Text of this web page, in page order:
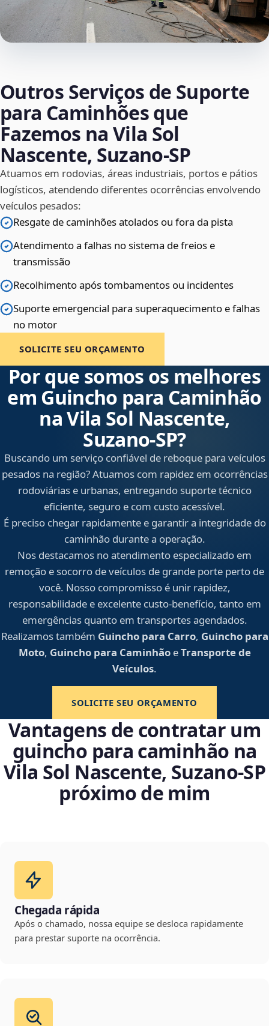
Outros Serviços de Suporte
para Caminhões que
Fazemos na Vila Sol
Nascente, Suzano‑SP
Atuamos em rodovias, áreas industriais, portos e pátios
logísticos, atendendo diferentes ocorrências envolvendo
veículos pesados:
Resgate de caminhões atolados ou fora da pista
Atendimento a falhas no sistema de freios e
transmissão
Recolhimento após tombamentos ou incidentes
Suporte emergencial para superaquecimento e falhas
no motor
SOLICITE SEU ORÇAMENTO
Por que somos os melhores
em Guincho para Caminhão
na Vila Sol Nascente,
Suzano‑SP?
Buscando um serviço confiável de reboque para veículos
pesados na região? Atuamos com rapidez em ocorrências
rodoviárias e urbanas, entregando suporte técnico
eficiente, seguro e com custo acessível.
É preciso chegar rapidamente e garantir a integridade do
caminhão durante a operação.
Nos destacamos no atendimento especializado em
remoção e socorro de veículos de grande porte perto de
você. Nosso compromisso é unir rapidez,
responsabilidade e excelente custo-benefício, tanto em
emergências quanto em transportes agendados.
Realizamos também Guincho para Carro, Guincho para
Moto, Guincho para CaminhãoeTransporte de
Veículos.
SOLICITE SEU ORÇAMENTO
Vantagens de contratar um
guincho para caminhão na
Vila Sol Nascente, Suzano‑SP
próximo de mim
Chegada rápida
Após o chamado, nossa equipe se desloca rapidamente
para prestar suporte na ocorrência.